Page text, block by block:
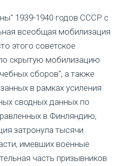
1939-1940 годов СССР с
всеобщая мобилизация
этого советское
скрытую мобилизацию
сборов", а также
в рамках усиления
сводных данных по
в Финляндию,
затронула тысячи
имевших военные
часть призывников